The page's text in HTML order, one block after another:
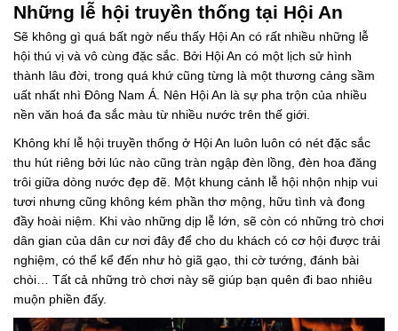
Những lễ hội truyền thống tại Hội An
Sẽ không gì quá bất ngờ nếu thấy Hội An có rất nhiều những lễ
hội thú vị và vô cùng đặc sắc. Bởi Hội An có một lịch sử hình
thành lâu đời, trong quá khứ cũng từng là một thương cảng sầm
uất nhất nhì Đông Nam Á. Nên Hội An là sự pha trộn của nhiều
nền văn hoá đa sắc màu từ nhiều nước trên thế giới.
Không khí lễ hội truyền thống ở Hội An luôn luôn có nét đặc sắc
thu hút riêng bởi lúc nào cũng tràn ngập đèn lồng, đèn hoa đăng
trôi giữa dòng nước đẹp đẽ. Một khung cảnh lễ hội nhộn nhịp vui
tươi nhưng cũng không kém phần thơ mộng, hữu tình và đong
đầy hoài niệm. Khi vào những dịp lễ lớn, sẽ còn có những trò chơi
dân gian của dân cư nơi đây để cho du khách có cơ hội được trải
nghiệm, có thể kể đến như hò giã gạo, thi cờ tướng, đánh bài
chòi… Tất cả những trò chơi này sẽ giúp bạn quên đi bao nhiêu
muộn phiền đấy.